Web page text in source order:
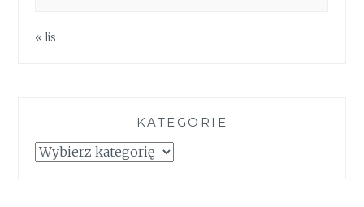
« lis
KATEGORIE
Kategorie